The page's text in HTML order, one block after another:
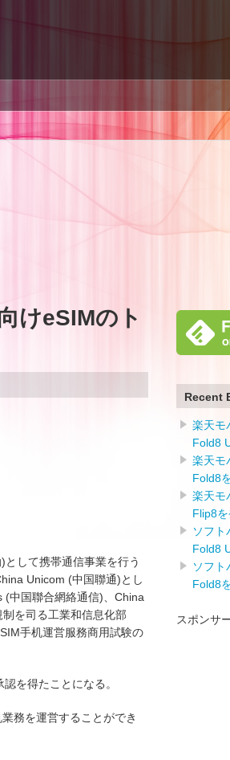
けeSIMのト
して携帯通信事業を行う
Unicom (中国聯通)とし
中国聯合網絡通信)、China
を司る工業和信息化部
手机運営服務商用試験の
を得たことになる。
務を運営することができ
Recent
楽天モ
Fold8
楽天モ
Fold8
楽天モ
Flip8
ソフ
Fold8
ソフ
Fold8
スポンサ